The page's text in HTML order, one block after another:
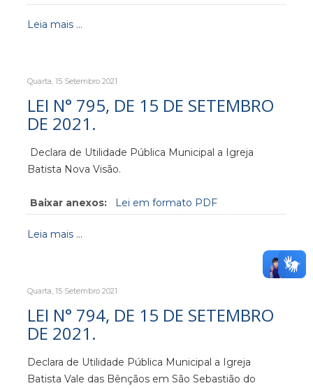
Leia mais ...
Quarta, 15 Setembro 2021
LEI N° 795, DE 15 DE SETEMBRO
DE 2021.
Declara de Utilidade Pública Municipal a Igreja
Batista Nova Visão.
Baixar anexos: Lei em formato PDF
Leia mais ...
Quarta, 15 Setembro 2021
LEI N° 794, DE 15 DE SETEMBRO
DE 2021.
Declara de Utilidade Pública Municipal a Igreja
Batista Vale das Bênçãos em São Sebastião do